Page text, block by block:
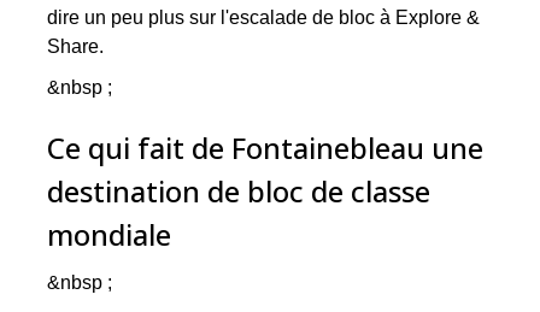
dire un peu plus sur l'escalade de bloc à Explore &
Share.
&nbsp ;
Ce qui fait de Fontainebleau une
destination de bloc de classe
mondiale
&nbsp ;